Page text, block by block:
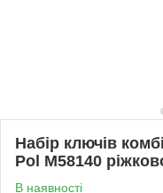
Набір ключів
Pol M58140
В наявності